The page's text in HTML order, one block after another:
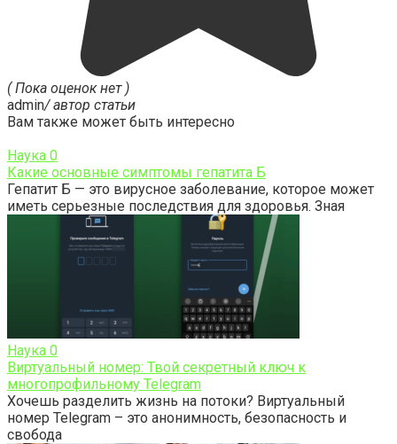
( Пока оценок нет )
admin/ автор статьи
Вам также может быть интересно
Наука 0
Какие основные симптомы гепатита Б
Гепатит Б — это вирусное заболевание, которое может
иметь серьезные последствия для здоровья. Зная
Наука 0
Виртуальный номер: Твой секретный ключ к
многопрофильному Telegram
Хочешь разделить жизнь на потоки? Виртуальный
номер Telegram – это анонимность, безопасность и
свобода